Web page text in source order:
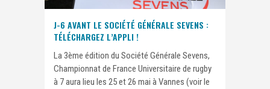
J-6 AVANT LE SOCIÉTÉ GÉNÉRALE SEVENS :
TÉLÉCHARGEZ L’APPLI !
La 3ème édition du Société Générale Sevens,
Championnat de France Universitaire de rugby
à 7 aura lieu les 25 et 26 mai à Vannes (voir le